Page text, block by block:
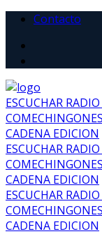
Contacto
ESCUCHAR
COMECHINGONES
CADENA EDICION
ESCUCHAR
COMECHINGONES
CADENA EDICION
ESCUCHAR
COMECHINGONES
CADENA EDICION